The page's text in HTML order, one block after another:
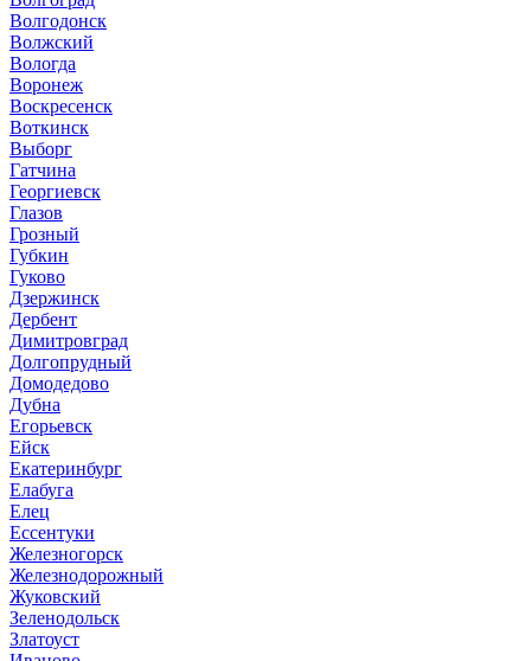
Волгодонск
Волжский
Вологда
Воронеж
Воскресенск
Воткинск
Выборг
Гатчина
Георгиевск
Глазов
Грозный
Губкин
Гуково
Дзержинск
Дербент
Димитровград
Долгопрудный
Домодедово
Дубна
Егорьевск
Ейск
Екатеринбург
Елабуга
Елец
Ессентуки
Железногорск
Железнодорожный
Жуковский
Зеленодольск
Златоуст